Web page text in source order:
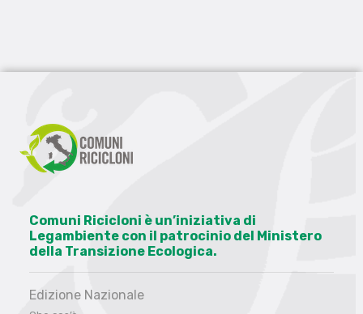
Comuni Ricicloni è un’iniziativa di
Legambiente con il patrocinio del Ministero
della Transizione Ecologica.
Edizione Nazionale